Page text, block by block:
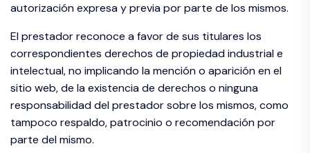
autorización expresa y previa por parte de los mismos.
El prestador reconoce a favor de sus titulares los
correspondientes derechos de propiedad industrial e
intelectual, no implicando la mención o aparición en el
sitio web, de la existencia de derechos o ninguna
responsabilidad del prestador sobre los mismos, como
tampoco respaldo, patrocinio o recomendación por
parte del mismo.